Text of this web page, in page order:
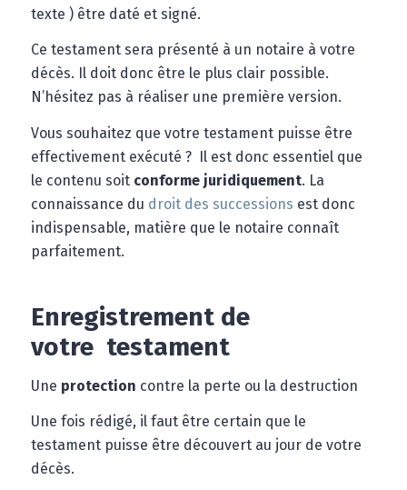
texte ) être daté et signé.
Ce testament sera présenté à un notaire à votre
décès. Il doit donc être le plus clair possible.
N’hésitez pas à réaliser une première version.
Vous souhaitez que votre testament puisse être
effectivement exécuté ? Il est donc essentiel que
le contenu soit conforme juridiquement. La
connaissance du droit des successions est donc
indispensable, matière que le notaire connaît
parfaitement.
Enregistrement de
votre testament
Une protection contre la perte ou la destruction
Une fois rédigé, il faut être certain que le
testament puisse être découvert au jour de votre
décès.